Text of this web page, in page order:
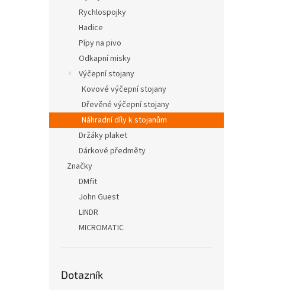
Rychlospojky
Hadice
Pípy na pivo
Odkapní misky
Výčepní stojany
Kovové výčepní stojany
Dřevěné výčepní stojany
Náhradní díly k stojanům
Držáky plaket
Dárkové předměty
Značky
DMfit
John Guest
LINDR
MICROMATIC
Dotazník